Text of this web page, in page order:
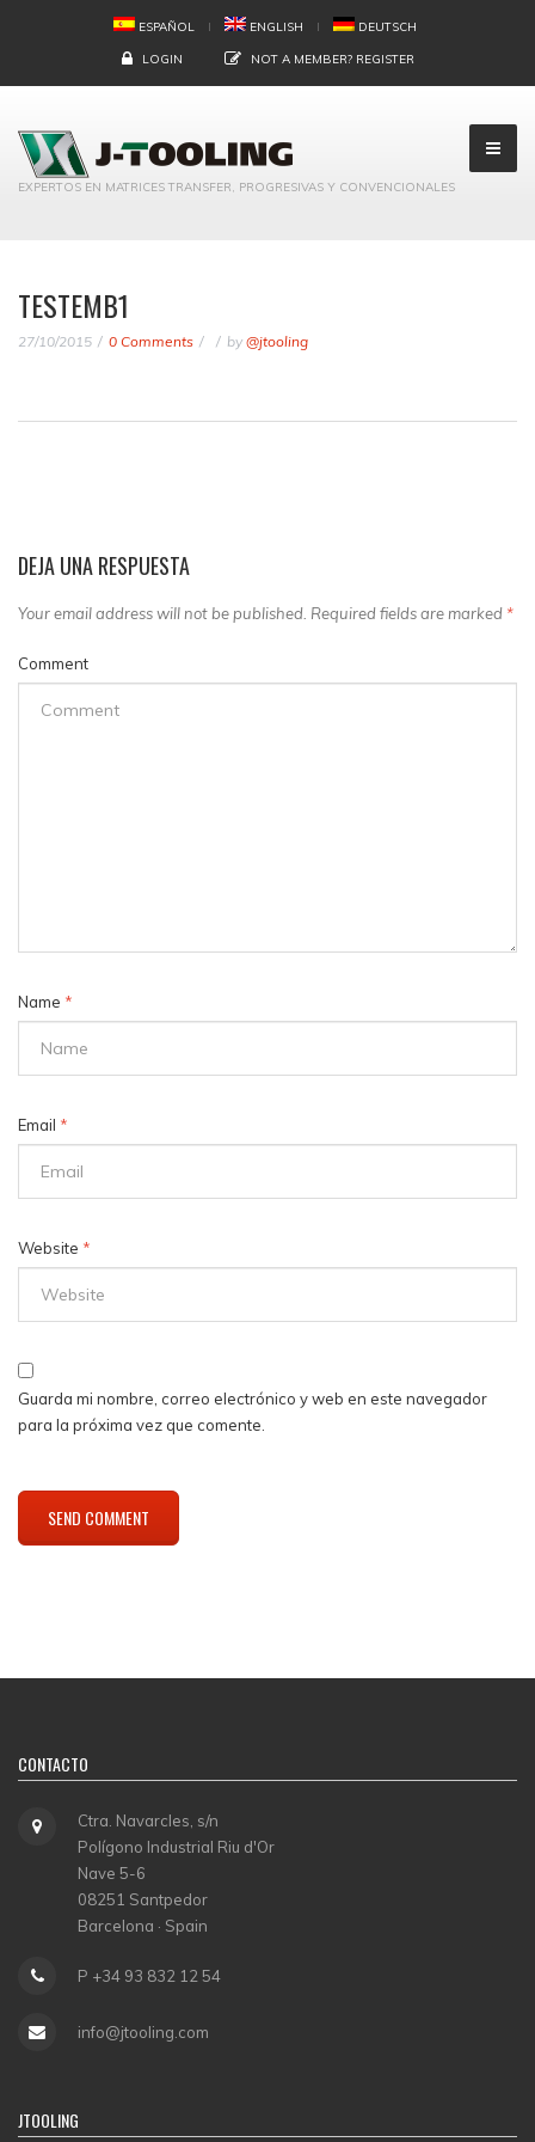
ESPAÑOL ENGLISH DEUTSCH
LOGIN NOT A MEMBER? REGISTER
EXPERTOS EN MATRICES TRANSFER, PROGRESIVAS Y CONVENCIONALES
TESTEMB1
27/10/2015 0 Comments by @jtooling
DEJA UNA RESPUESTA
Your email address will not be published. Required fields are marked *
Comment
Name *
Email *
Website *
Guarda mi nombre, correo electrónico y web en este navegador
para la próxima vez que comente.
CONTACTO
Ctra. Navarcles, s/n
Polígono Industrial Riu d'Or
Nave 5-6
08251 Santpedor
Barcelona · Spain
P +34 93 832 12 54
info@jtooling.com
JTOOLING